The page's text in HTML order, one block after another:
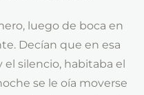
luego de boca en
Decían que en esa
el silencio, habitaba el
se le oía moverse